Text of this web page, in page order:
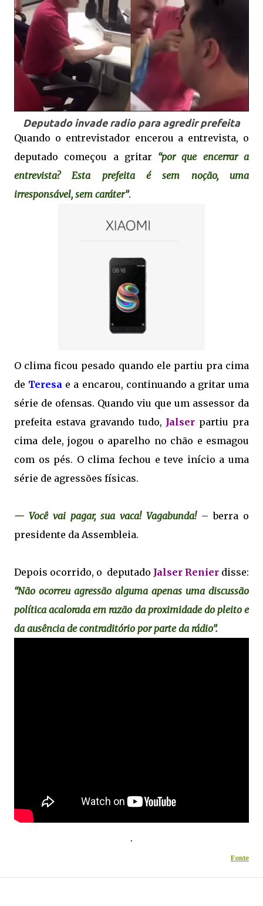
Deputado invade radio para agredir prefeita
Quando o entrevistador encerou a entrevista, o
deputado começou a gritar “por que encerrar a
entrevista? Esta prefeita é sem noção, uma
irresponsável, sem caráter”.
O clima ficou pesado quando ele partiu pra cima
de Teresa e a encarou, continuando a gritar uma
série de ofensas. Quando viu que um assessor da
prefeita estava gravando tudo, Jalser partiu pra
cima dele, jogou o aparelho no chão e esmagou
com os pés. O clima fechou e teve início a uma
série de agressões físicas.
— Você vai pagar, sua vaca! Vagabunda!– berra o
presidente da Assembleia.
Depois ocorrido, o deputado Jalser Renier disse:
“Não ocorreu agressão alguma apenas uma discussão
política acalorada em razão da proximidade do pleito e
da ausência de contraditório por parte da rádio”.
.
Fonte